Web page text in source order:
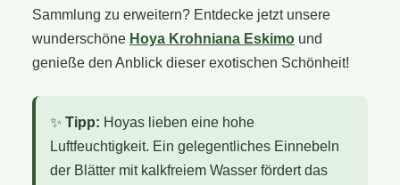
Sammlung zu erweitern? Entdecke jetzt unsere
wunderschöne Hoya Krohniana Eskimo und
genieße den Anblick dieser exotischen Schönheit!
✨ Tipp: Hoyas lieben eine hohe
Luftfeuchtigkeit. Ein gelegentliches Einnebeln
der Blätter mit kalkfreiem Wasser fördert das